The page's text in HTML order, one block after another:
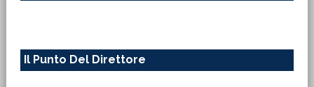
Il Punto Del Direttore